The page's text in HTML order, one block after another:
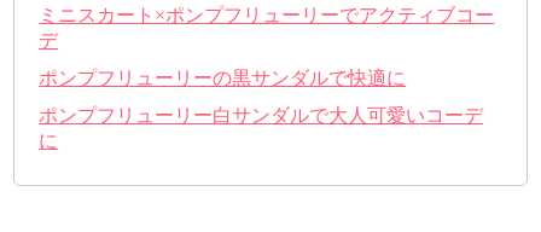
ミニスカート×ポンプフリューリーでアクティブコー
デ
ポンプフリューリーの黒サンダルで快適に
ポンプフリューリー白サンダルで大人可愛いコーデ
に